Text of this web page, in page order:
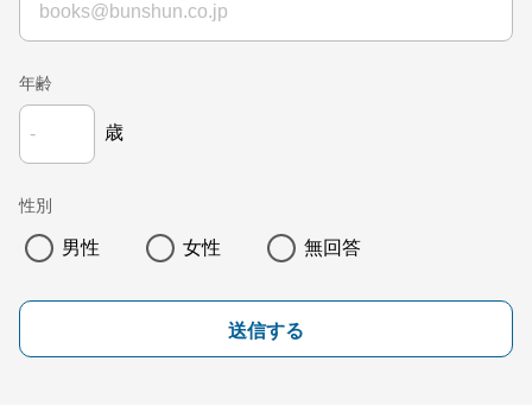
年齢
歳
性別
男性 女性 無回答
送信する